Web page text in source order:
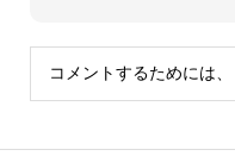
コメントするためには、